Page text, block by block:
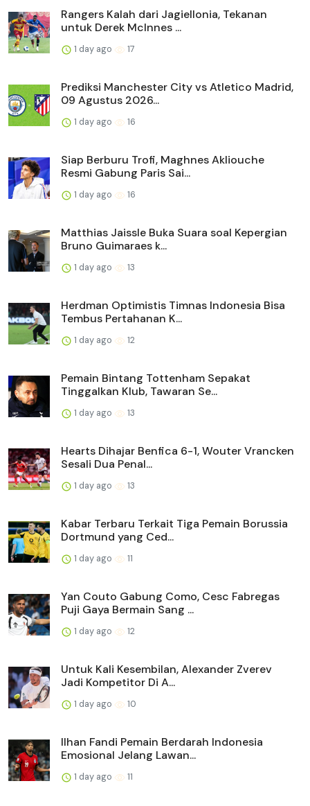
Rangers Kalah dari Jagiellonia, Tekanan
untuk Derek McInnes ...
1 day ago 17
Prediksi Manchester City vs Atletico Madrid,
09 Agustus 2026...
1 day ago 16
Siap Berburu Trofi, Maghnes Akliouche
Resmi Gabung Paris Sai...
1 day ago 16
Matthias Jaissle Buka Suara soal Kepergian
Bruno Guimaraes k...
1 day ago 13
Herdman Optimistis Timnas Indonesia Bisa
Tembus Pertahanan K...
1 day ago 12
Pemain Bintang Tottenham Sepakat
Tinggalkan Klub, Tawaran Se...
1 day ago 13
Hearts Dihajar Benfica 6-1, Wouter Vrancken
Sesali Dua Penal...
1 day ago 13
Kabar Terbaru Terkait Tiga Pemain Borussia
Dortmund yang Ced...
1 day ago 11
Yan Couto Gabung Como, Cesc Fabregas
Puji Gaya Bermain Sang ...
1 day ago 12
Untuk Kali Kesembilan, Alexander Zverev
Jadi Kompetitor Di A...
1 day ago 10
Ilhan Fandi Pemain Berdarah Indonesia
Emosional Jelang Lawan...
1 day ago 11